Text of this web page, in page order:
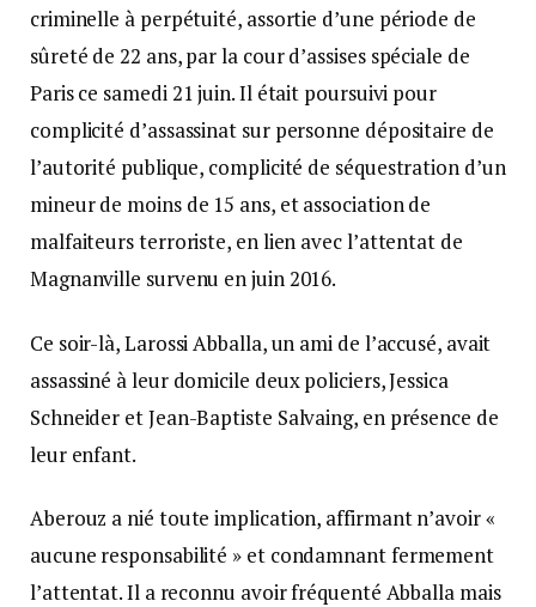
criminelle à perpétuité, assortie d’une période de
sûreté de 22 ans, par la cour d’assises spéciale de
Paris ce samedi 21 juin. Il était poursuivi pour
complicité d’assassinat sur personne dépositaire de
l’autorité publique, complicité de séquestration d’un
mineur de moins de 15 ans, et association de
malfaiteurs terroriste, en lien avec l’attentat de
Magnanville survenu en juin 2016.
Ce soir-là, Larossi Abballa, un ami de l’accusé, avait
assassiné à leur domicile deux policiers, Jessica
Schneider et Jean-Baptiste Salvaing, en présence de
leur enfant.
Aberouz a nié toute implication, affirmant n’avoir «
aucune responsabilité » et condamnant fermement
l’attentat. Il a reconnu avoir fréquenté Abballa mais